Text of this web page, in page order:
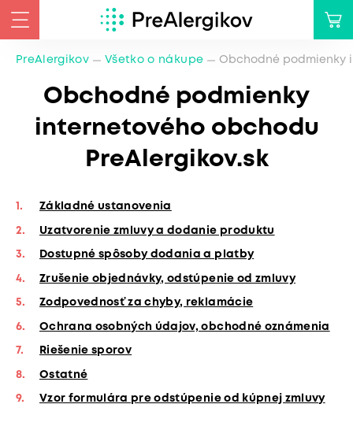
PreAlergikov Všetko o nákupe Obchodné podmienky
Obchodné podmienky
internetového obchodu
PreAlergikov.sk
Základné ustanovenia
Uzatvorenie zmluvy a dodanie produktu
Dostupné spôsoby dodania a platby
Zrušenie objednávky, odstúpenie od zmluvy
Zodpovednosť za chyby, reklamácie
Ochrana osobných údajov, obchodné oznámenia
Riešenie sporov
Ostatné
Vzor formulára pre odstúpenie od kúpnej zmluvy